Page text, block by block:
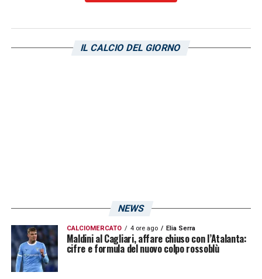
due fasi chiusa da una partitella su campo
allenamento personalizzato, mentre si sono
IL CALCIO DEL GIORNO
NEWS
CALCIOMERCATO 4 ore ago Elia Serra
Maldini al Cagliari, affare chiuso con l’Atalanta:
cifre e formula del nuovo colpo rossoblù